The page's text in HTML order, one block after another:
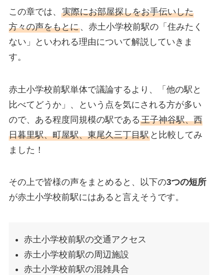
この章では、 実際にお部屋探しをお手伝いした
方々の声をもとに、赤土小学校前駅の「住みたく
ない」といわれる理由について解説していきま
す。
赤土小学校前駅単体で議論するより、「他の駅と
比べてどうか」、という点を気にされる方が多い
ので、ある程度同規模の駅である王子神谷駅、西
日暮里駅、町屋駅、東尾久三丁目駅と比較してみ
ました！
その上で皆様の声をまとめると、以下の3つの短所
が赤土小学校前駅にはあると言えそうです。
赤土小学校前駅の交通アクセス
赤土小学校前駅の周辺施設
赤土小学校前駅の混雑具合